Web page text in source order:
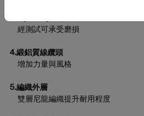
經測試可承受磨損
4.緞鋁質線纜頭
增加力量與風格
5.編織外層
雙層尼龍編織提升耐用程度